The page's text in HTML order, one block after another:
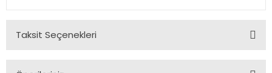
Taksit Seçenekleri